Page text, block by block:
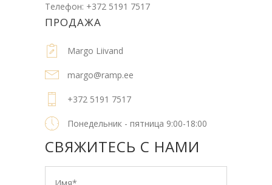
Телефон: +372 5191 7517
ПРОДАЖА
Margo Liivand
margo@ramp.ee
+372 5191 7517
Понедельник - пятница 9:00-18:00
СВЯЖИТЕСЬ С НАМИ